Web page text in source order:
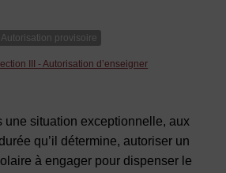
Autorisation provisoire
III - Autorisation d’enseigner
une situation exceptionnelle, aux
qu’il détermine, autoriser un
à engager pour dispenser le